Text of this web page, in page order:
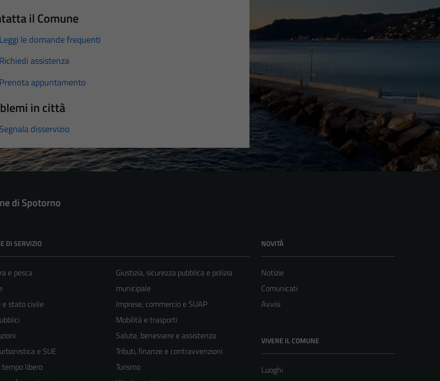
il Comune
Leggi le domande frequenti
Richiedi assistenza
Prenota appuntamento
in città
Segnala disservizio
di Spotorno
DI SERVIZIO
e pesca
e stato civile
e SUE
libero
Giustizia, sicurezza pubblica e polizia
municipale
Imprese, commercio e SUAP
Mobilità e trasporti
Salute, benessere e assistenza
Tributi, finanze e contravvenzioni
Turismo
NOVITÀ
Notizie
Comunicati
Avvisi
VIVERE IL COMUNE
Luoghi